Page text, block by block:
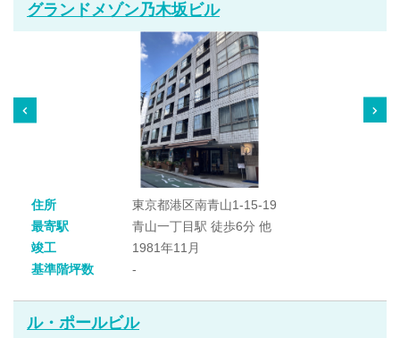
グランドメゾン乃木坂ビル
住所
東京都港区南青山1-15-19
最寄駅
青山一丁目駅 徒歩6分 他
竣工
1981年11月
基準階坪数
-
ル・ポールビル